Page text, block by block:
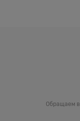
Обращаем